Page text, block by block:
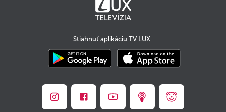
Stiahnuť aplikáciu TV LUX